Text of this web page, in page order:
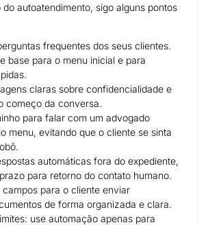
autoatendimento, sigo alguns pontos
frequentes dos seus clientes.
base para o menu inicial e para
claras sobre confidencialidade e
começo da conversa.
para falar com um advogado
menu, evitando que o cliente se sinta
automáticas fora do expediente,
para retorno do contato humano.
campos para o cliente enviar
de forma organizada e clara.
use automação apenas para